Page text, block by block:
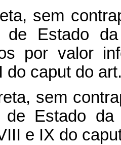
sem
de Estado
por valor
do caput do
sem
de Estado
e IX do